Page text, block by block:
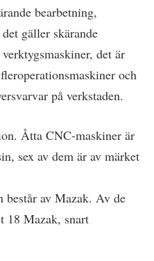
bearbetning,
gäller skärande
det är
och
på verkstaden.
Åtta CNC-maskiner är
sex av dem är av märket
består av Mazak. Av de
18 Mazak, snart